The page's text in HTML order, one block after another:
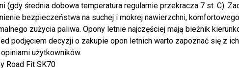
(gdy średnia dobowa temperatura regularnie przekracza 7 st. C).
bezpieczeństwa na suchej i mokrej nawierzchni,
zużycia paliwa. Opony letnie najczęściej mają bieżnik
podjęciem decyzji o zakupie opon letnich warto zapoznać się z
użytkowników.
Road Fit SK70